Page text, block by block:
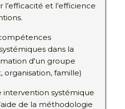
et l’efficience
dans la
d'un groupe
organisation, famille)
intervention systémique
de la méthodologie